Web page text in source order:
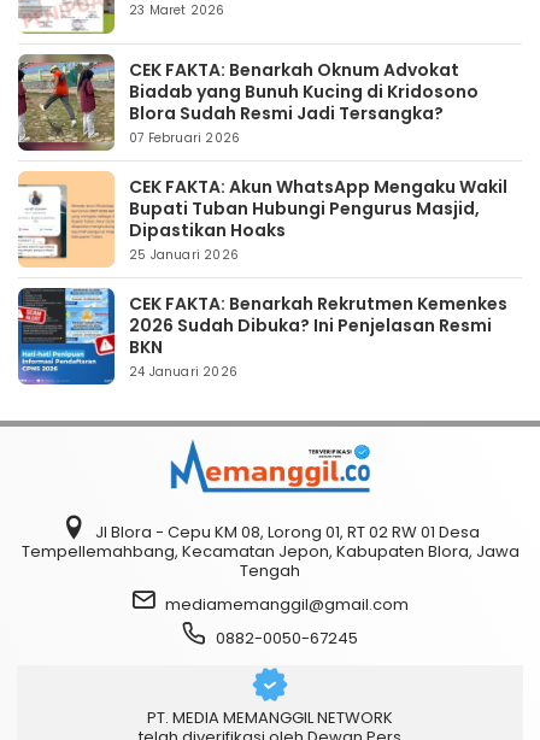
23 Maret 2026
CEK FAKTA: Benarkah Oknum Advokat
Biadab yang Bunuh Kucing di Kridosono
Blora Sudah Resmi Jadi Tersangka?
07 Februari 2026
CEK FAKTA: Akun WhatsApp Mengaku Wakil
Bupati Tuban Hubungi Pengurus Masjid,
Dipastikan Hoaks
25 Januari 2026
CEK FAKTA: Benarkah Rekrutmen Kemenkes
2026 Sudah Dibuka? Ini Penjelasan Resmi
BKN
24 Januari 2026
Jl Blora - Cepu KM 08, Lorong 01, RT 02 RW 01 Desa
Tempellemahbang, Kecamatan Jepon, Kabupaten Blora, Jawa
Tengah
mediamemanggil@gmail.com
0882-0050-67245
PT. MEDIA MEMANGGIL NETWORK